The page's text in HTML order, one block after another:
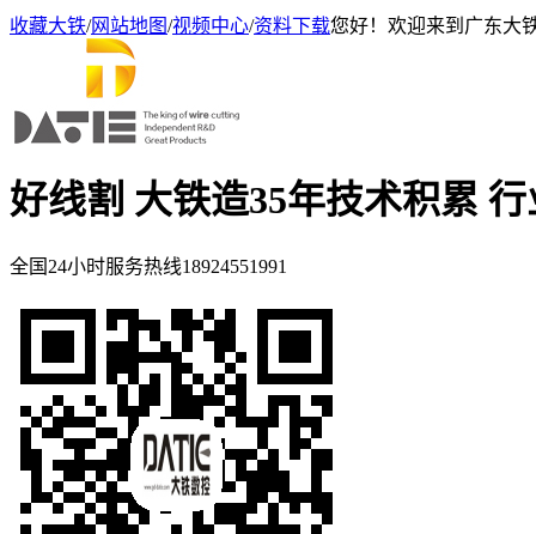
收藏大铁/网站地图/视频中心/资料下载您好！欢迎来到广东大
好线割 大铁造35年技术积累
全国24小时服务热线18924551991